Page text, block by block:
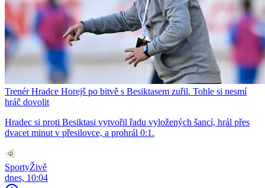
Trenér Hradce Horejš po bitvě s Besiktasem zuřil. Tohle si nesmí
hráč dovolit
Hradec si proti Besiktasi vytvořil řadu vyložených šancí, hrál přes
dvacet minut v přesilovce, a prohrál 0:1.
SportyŽivě
dnes, 10:04